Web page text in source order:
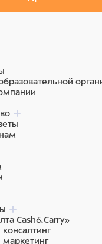
Cash&Carry»